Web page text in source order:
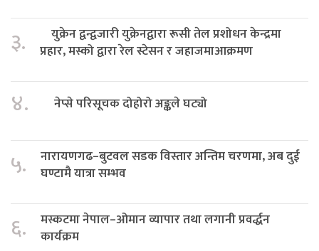
३.
युक्रेन द्वन्द्वजारी युक्रेनद्वारा रूसी तेल प्रशोधन केन्द्रमा
प्रहार, मस्को द्वारा रेल स्टेसन र जहाजमाआक्रमण
४. नेप्से परिसूचक दोहोरो अङ्कले घट्यो
५.
नारायणगढ–बुटवल सडक विस्तार अन्तिम चरणमा, अब दुई
घण्टामै यात्रा सम्भव
६.
मस्कटमा नेपाल–ओमान व्यापार तथा लगानी प्रवर्द्धन
कार्यक्रम